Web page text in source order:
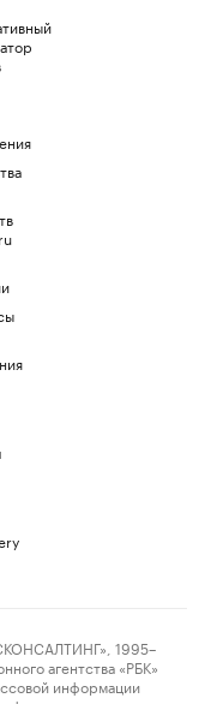
1995–
агентства «РБК»
информации